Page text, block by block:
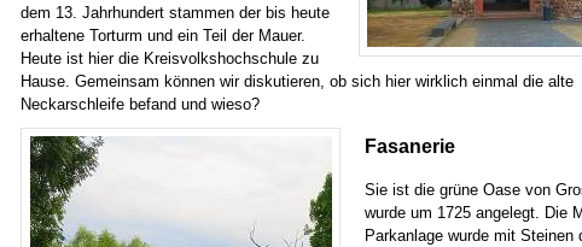
dem 13. Jahrhundert stammen der bis heute
erhaltene Torturm und ein Teil der Mauer.
Heute ist hier die Kreisvolkshochschule zu
Hause. Gemeinsam können wir diskutieren, ob sich hier wirklich einmal die alte
Neckarschleife befand und wieso?
Fasanerie
Sie ist die grüne Oase von
wurde um 1725 angelegt. Die
Parkanlage wurde mit Steinen